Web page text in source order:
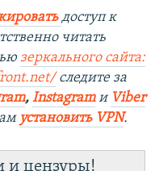
доступ к
читать
зеркального сайта:
следите за
, Instagramи Viber
установить VPN.
и цензуры!